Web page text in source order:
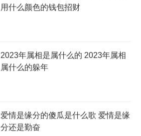
用什么颜色的钱包招财
2023年属相是属什么的 2023年属相
属什么的躲年
爱情是缘分的傻瓜是什么歌 爱情是缘
分还是勤奋